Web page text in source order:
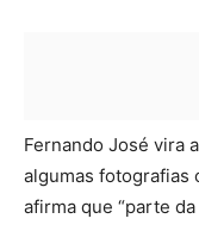
Fernando José vira
algumas fotografias
afirma que “parte